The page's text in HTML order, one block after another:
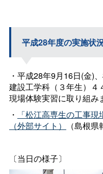
平成28年度の実施状
・平成28年9月16日(金)
建設工学科（３年生）４
現場体験実習に取り組み
・
「松江高専生の工事
（外部サイト）
（島根県
〔当日の様子〕